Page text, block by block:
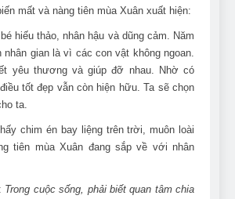
mất và nàng tiên mùa Xuân xuất hiện:
hiếu thảo, nhân hậu và dũng cảm. Năm
nhân gian là vì các con vật không ngoan.
yêu thương và giúp đỡ nhau. Nhờ có
tốt đẹp vẫn còn hiện hữu. Ta sẽ chọn
ta.
chim én bay liệng trên trời, muôn loài
tiên mùa Xuân đang sắp về với nhân
: Trong cuộc sống, phải biết quan tâm chia